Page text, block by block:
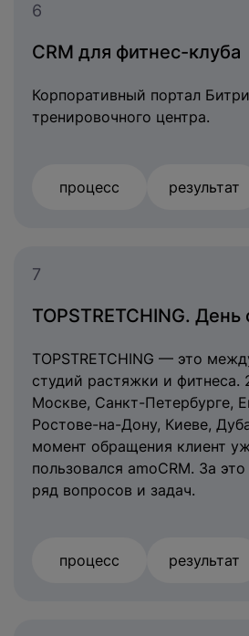
6
CRM для фитнес-клуба
Корпоративный портал
тренировочного центра.
процесс результат
7
TOPSTRETCHING. День
TOPSTRETCHING — это
студий растяжки и фитнеса.
Москве, Санкт-Петербурге,
Ростове-на-Дону, Киеве,
момент обращения клиент
пользовался amoCRM. За
ряд вопросов и задач.
процесс результат